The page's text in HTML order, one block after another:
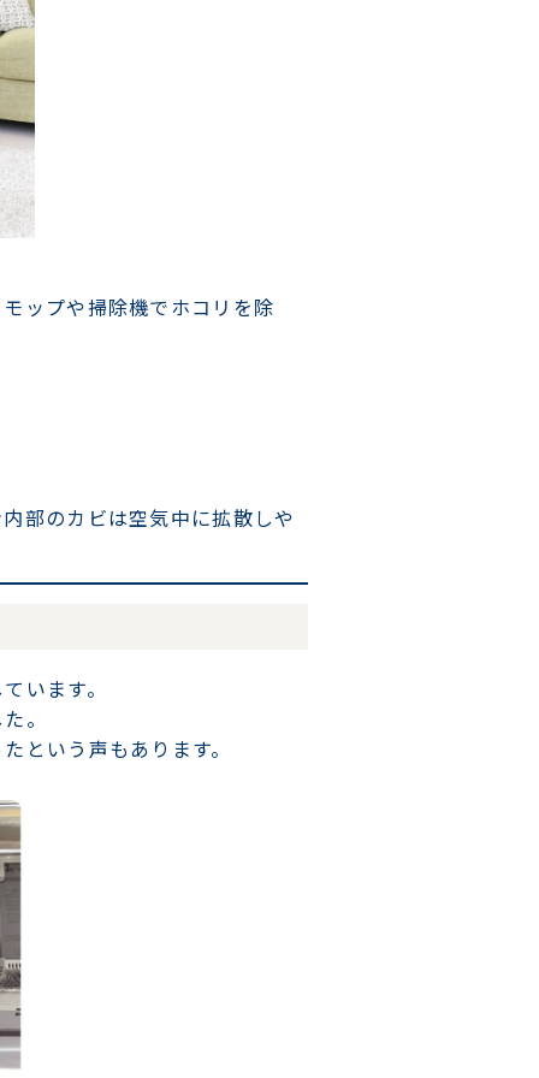
ップや掃除機でホコリを除
部のカビは空気中に拡散しや
います。
。
という声もあります。